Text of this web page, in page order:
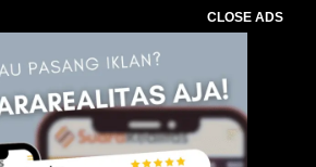
CLOSE ADS